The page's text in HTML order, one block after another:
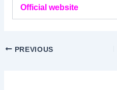
Official website
PREVIOUS